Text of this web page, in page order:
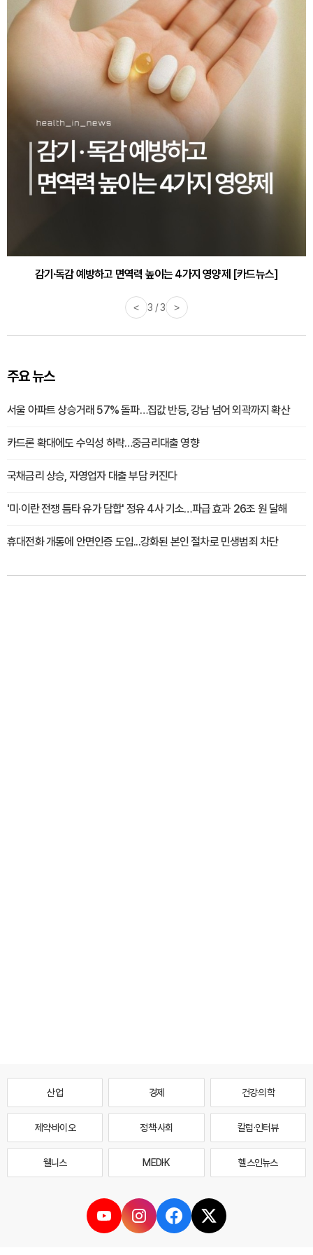
감기·독감 예방하고 면역력 높이는 4가지 영양제 [카드뉴스]
< 3 / 3 >
주요 뉴스
서울 아파트 상승거래 57% 돌파…집값 반등, 강남 넘어 외곽까지 확산
카드론 확대에도 수익성 하락…중금리대출 영향
국채금리 상승, 자영업자 대출 부담 커진다
'미·이란 전쟁 틈타 유가 담합' 정유 4사 기소…파급 효과 26조 원 달해
휴대전화 개통에 안면인증 도입...강화된 본인 절차로 민생범죄 차단
산업 경제 건강·의학
제약·바이오 정책·사회 칼럼·인터뷰
웰니스 MEDI·K 헬스인뉴스